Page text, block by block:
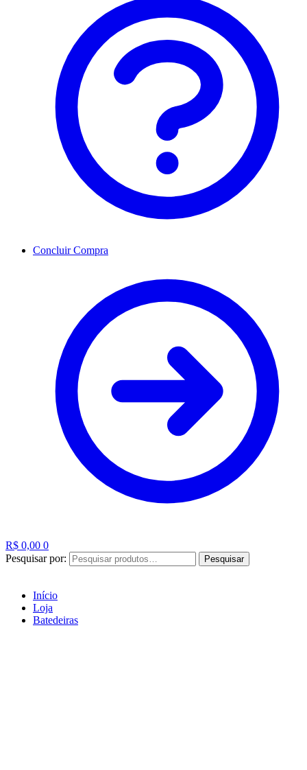
Concluir Compra
R$ 0,00 0
Pesquisar por:
Pesquisar
Início
Loja
Batedeiras